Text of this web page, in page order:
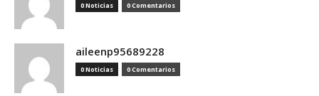
0 Noticias 0 Comentarios
aileenp95689228
0 Noticias 0 Comentarios